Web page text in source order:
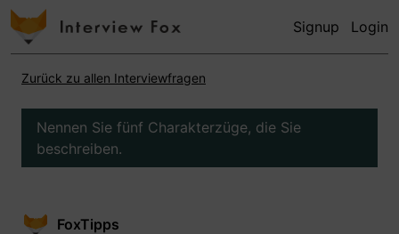
Signup Login
Zurück zu allen Interviewfragen
Nennen Sie fünf Charakterzüge, die Sie
beschreiben.
FoxTipps